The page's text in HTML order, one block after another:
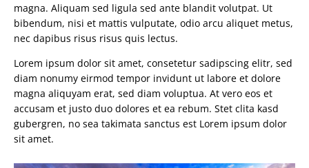
magna. Aliquam sed ligula sed ante blandit volutpat. Ut
bibendum, nisi et mattis vulputate, odio arcu aliquet metus,
nec dapibus risus risus quis lectus.
Lorem ipsum dolor sit amet, consetetur sadipscing elitr, sed
diam nonumy eirmod tempor invidunt ut labore et dolore
magna aliquyam erat, sed diam voluptua. At vero eos et
accusam et justo duo dolores et ea rebum. Stet clita kasd
gubergren, no sea takimata sanctus est Lorem ipsum dolor
sit amet.